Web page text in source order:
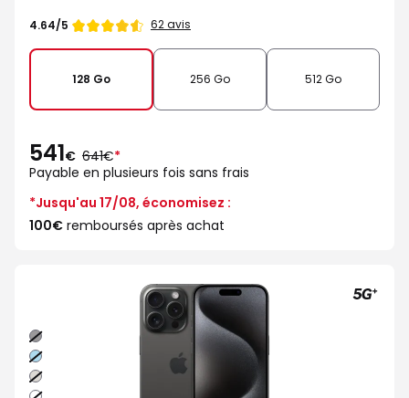
Note
4.64/5 62 avis
128 Go 256 Go 512 Go
541€ au
lieu
de
641€*
Payable en plusieurs fois sans frais
*Jusqu'au 17/08, économisez :
100€ remboursés après achat
Noir
Bleu
Naturel
Blanc